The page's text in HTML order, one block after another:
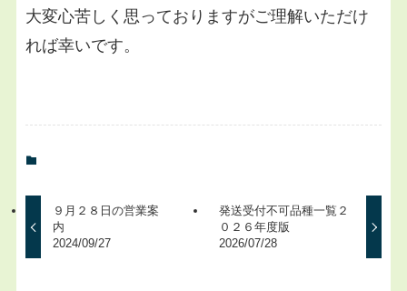
大変心苦しく思っておりますがご理解いただけ
れば幸いです。
９月２８日の営業案
内
2024/09/27
発送受付不可品種一覧２
０２６年度版
2026/07/28